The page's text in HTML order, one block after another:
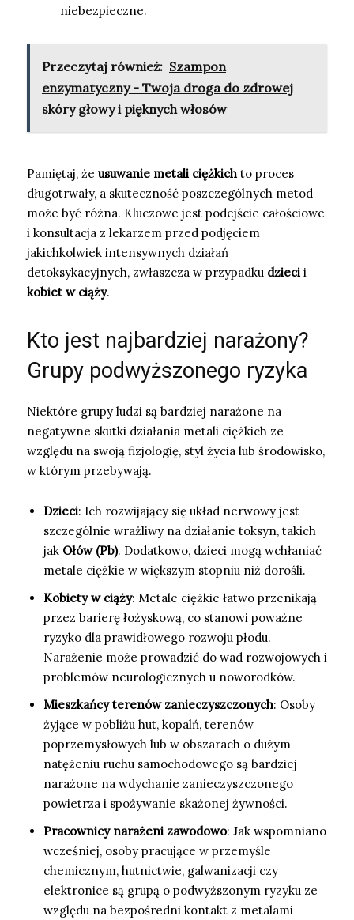
niebezpieczne.
Przeczytaj również: Szampon
enzymatyczny - Twoja droga do zdrowej
skóry głowy i pięknych włosów
Pamiętaj, że usuwanie metali ciężkich to proces
długotrwały, a skuteczność poszczególnych metod
może być różna. Kluczowe jest podejście całościowe
i konsultacja z lekarzem przed podjęciem
jakichkolwiek intensywnych działań
detoksykacyjnych, zwłaszcza w przypadku dzieci i
kobiet w ciąży.
Kto jest najbardziej narażony?
Grupy podwyższonego ryzyka
Niektóre grupy ludzi są bardziej narażone na
negatywne skutki działania metali ciężkich ze
względu na swoją fizjologię, styl życia lub środowisko,
w którym przebywają.
Dzieci: Ich rozwijający się układ nerwowy jest
szczególnie wrażliwy na działanie toksyn, takich
jak Ołów (Pb). Dodatkowo, dzieci mogą wchłaniać
metale ciężkie w większym stopniu niż dorośli.
Kobiety w ciąży: Metale ciężkie łatwo przenikają
przez barierę łożyskową, co stanowi poważne
ryzyko dla prawidłowego rozwoju płodu.
Narażenie może prowadzić do wad rozwojowych i
problemów neurologicznych u noworodków.
Mieszkańcy terenów zanieczyszczonych: Osoby
żyjące w pobliżu hut, kopalń, terenów
poprzemysłowych lub w obszarach o dużym
natężeniu ruchu samochodowego są bardziej
narażone na wdychanie zanieczyszczonego
powietrza i spożywanie skażonej żywności.
Pracownicy narażeni zawodowo: Jak wspomniano
wcześniej, osoby pracujące w przemyśle
chemicznym, hutnictwie, galwanizacji czy
elektronice są grupą o podwyższonym ryzyku ze
względu na bezpośredni kontakt z metalami